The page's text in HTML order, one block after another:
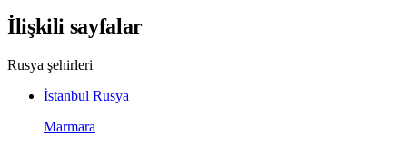
İlişkili sayfalar
Rusya şehirleri
İstanbul Rusya
Marmara